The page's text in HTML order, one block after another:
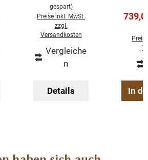
gespart)
Preise inkl. MwSt.
zzgl.
Versandkosten
Vergleiche
n
Details In